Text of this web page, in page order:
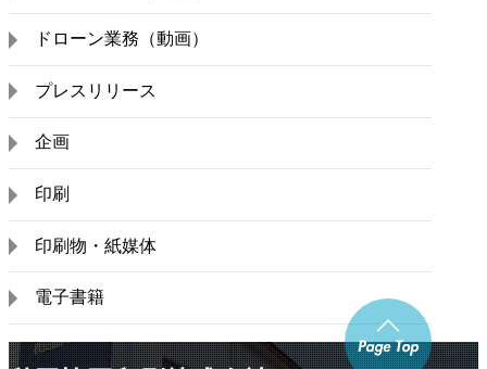
ドローン業務（動画）
プレスリリース
企画
印刷
印刷物・紙媒体
電子書籍